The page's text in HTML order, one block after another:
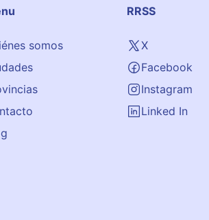
somos
RRSS
X
Facebook
Instagram
Linked In